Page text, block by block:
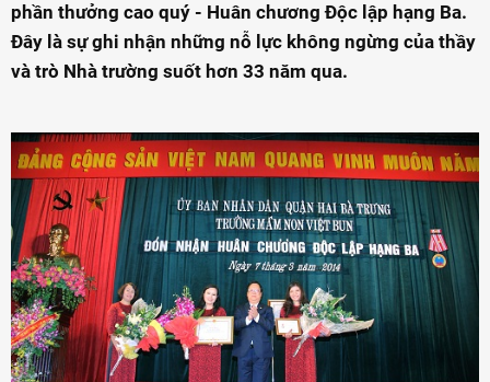
phần thưởng cao quý - Huân chương Độc lập hạng Ba.
Đây là sự ghi nhận những nỗ lực không ngừng của thầy
và trò Nhà trường suốt hơn 33 năm qua.